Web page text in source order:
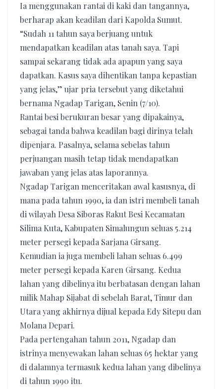
Ia menggunakan rantai di kaki dan tangannya,
berharap akan keadilan dari Kapolda Sumut.
“Sudah 11 tahun saya berjuang untuk
mendapatkan keadilan atas tanah saya. Tapi
sampai sekarang tidak ada apapun yang saya
dapatkan. Kasus saya dihentikan tanpa kepastian
yang jelas,” ujar pria tersebut yang diketahui
bernama Ngadap Tarigan, Senin (7/10).
Rantai besi berukuran besar yang dipakainya,
sebagai tanda bahwa keadilan bagi dirinya telah
dipenjara. Pasalnya, selama sebelas tahun
perjuangan masih tetap tidak mendapatkan
jawaban yang jelas atas laporannya.
Ngadap Tarigan menceritakan awal kasusnya, di
mana pada tahun 1990, ia dan istri membeli tanah
di wilayah Desa Siboras Rakut Besi Kecamatan
Silima Kuta, Kabupaten Simalungun seluas 5.214
meter persegi kepada Sarjana Girsang.
Kemudian ia juga membeli lahan seluas 6.499
meter persegi kepada Karen Girsang. Kedua
lahan yang dibelinya itu berbatasan dengan lahan
milik Mahap Sijabat di sebelah Barat, Timur dan
Utara yang akhirnya dijual kepada Edy Sitepu dan
Molana Depari.
Pada pertengahan tahun 2011, Ngadap dan
istrinya menyewakan lahan seluas 65 hektar yang
di dalamnya termasuk kedua lahan yang dibelinya
di tahun 1990 itu.